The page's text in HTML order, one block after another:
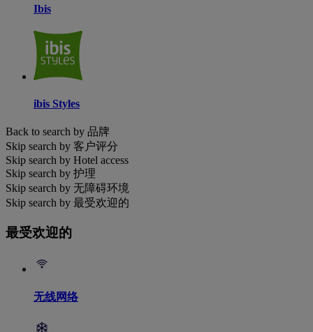
Ibis
ibis Styles
Back to search by 品牌
Skip search by 客户评分
Skip search by Hotel access
Skip search by 护理
Skip search by 无障碍环境
Skip search by 最受欢迎的
最受欢迎的
无线网络